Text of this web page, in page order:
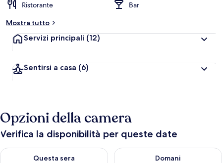
Ristorante
Bar
Mostra tutto
Servizi principali (12)
Sentirsi a casa (6)
Opzioni della camera
Verifica la disponibilità per queste date
Questa sera
Verifica la disponibilità per questa sera, ago 8 - ago 9
Domani
Verifica la disponibilità per